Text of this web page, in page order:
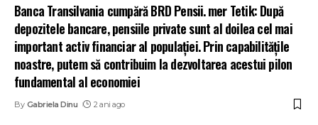
Banca Transilvania cumpără BRD Pensii. Ӧmer Tetik: După
depozitele bancare, pensiile private sunt al doilea cel mai
important activ financiar al populației. Prin capabilitățile
noastre, putem să contribuim la dezvoltarea acestui pilon
fundamental al economiei
By Gabriela Dinu 2 ani ago